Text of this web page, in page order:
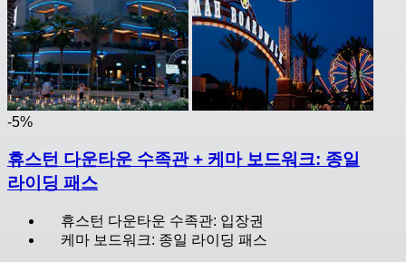
-5%
휴스턴 다운타운 수족관 + 케마 보드워크: 종일
라이딩 패스
휴스턴 다운타운 수족관: 입장권
케마 보드워크: 종일 라이딩 패스